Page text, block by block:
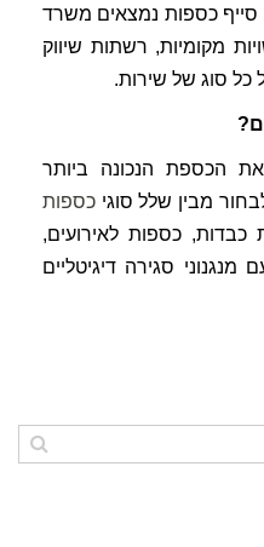
סייף כספות נמצאים משרד
מקומיות, רשתות שיווק
כל סוג של שירות.
הכספת הנכונה ביותר
מבין שלל סוגי כספות
כבדות, כספות לאירועים,
סגירה דיגיטליים